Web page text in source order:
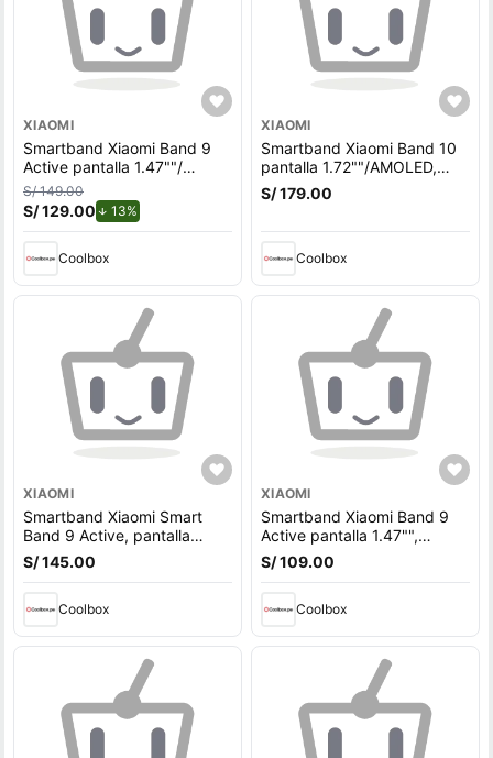
XIAOMI
Smartband Xiaomi Band 9
Active pantalla 1.47""/
AMOLED, resistente al agua
5ATM, 50 modos
deportivos, negro
S/ 149.00
S/ 129.00 13%
Coolbox
XIAOMI
Smartband Xiaomi Band 10
pantalla 1.72""/AMOLED,
resistente al agua 5ATM,
batería hasta 21 días, 150
S/ 179.00
Coolbox
XIAOMI
Smartband Xiaomi Smart
Band 9 Active, pantalla
1.47"", monitoreo 24h,
batería 18 días
S/ 145.00
Coolbox
XIAOMI
Smartband Xiaomi Band 9
Active pantalla 1.47"",
resistente al agua 5ATM, 50
modos deportivos, beige
S/ 109.00
Coolbox